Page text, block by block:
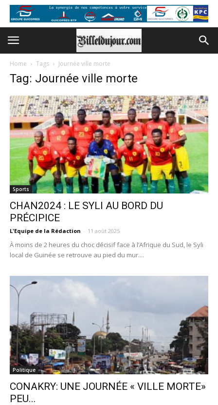
Home Tags Journée ville morte
Tag: Journée ville morte
Sports
CHAN2024 : LE SYLI AU BORD DU
PRÉCIPICE
L'Equipe de la Rédaction - 11 août 2025
À moins de 2 heures du choc décisif face à l’Afrique du Sud, le Syli
local de Guinée se retrouve au pied du mur....
Politique
CONAKRY: UNE JOURNÉE « VILLE MORTE»
PEU...